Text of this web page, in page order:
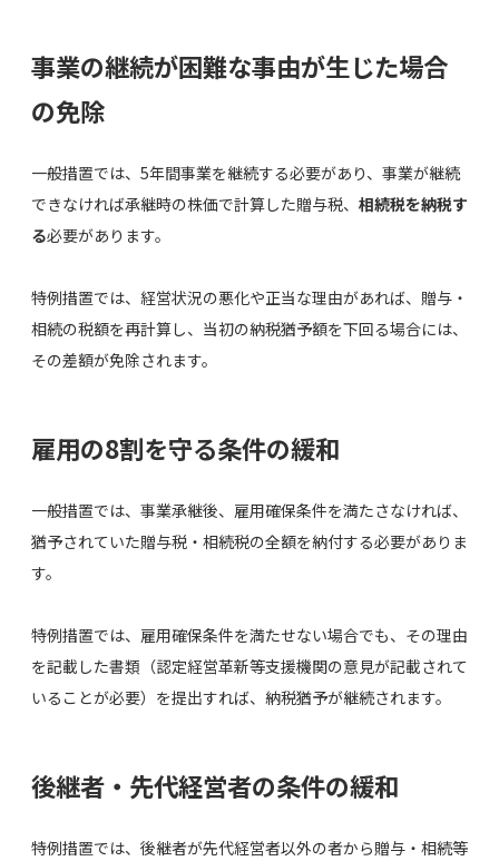
事業の継続が困難な事由が生じた場合
の免除
一般措置では、5年間事業を継続する必要があり、事業が継続
できなければ承継時の株価で計算した贈与税、 相続税を納税す
る必要があります。
特例措置では、経営状況の悪化や正当な理由があれば、贈与・
相続の税額を再計算し、当初の納税猶予額を下回る場合には、
その差額が免除されます。
雇用の8割を守る条件の緩和
一般措置では、事業承継後、雇用確保条件を満たさなければ、
猶予されていた贈与税・相続税の全額を納付する必要がありま
す。
特例措置では、雇用確保条件を満たせない場合でも、その理由
を記載した書類（認定経営革新等支援機関の意見が記載されて
いることが必要）を提出すれば、納税猶予が継続されます。
後継者・先代経営者の条件の緩和
特例措置では、後継者が先代経営者以外の者から贈与・相続等